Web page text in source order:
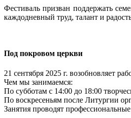
Фестиваль призван поддержать
каждодневный труд, талант и
Под покровом церкви
21 сентября 2025 г. возобновляет
Чем мы занимаемся:
По субботам с 14:00 до 18:00
По воскресеньям после Литургии
Занятия проводят